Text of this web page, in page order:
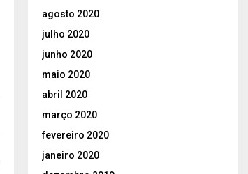
agosto 2020
julho 2020
junho 2020
maio 2020
abril 2020
março 2020
fevereiro 2020
janeiro 2020